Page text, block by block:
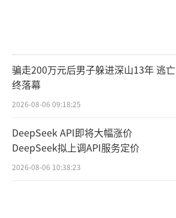
骗走200万元后男子躲进深山13年 逃亡
终落幕
2026-08-06 09:18:25
DeepSeek API即将大幅涨价
DeepSeek拟上调API服务定价
2026-08-06 10:38:23